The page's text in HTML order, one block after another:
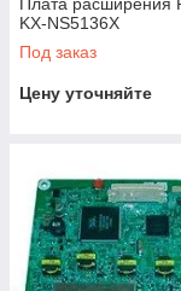
KX-NS5136X
Под заказ
Цену уточняйте